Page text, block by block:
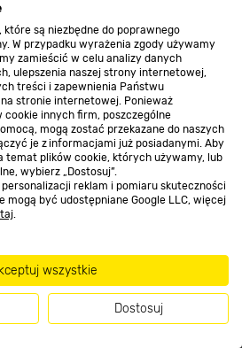
są niezbędne do poprawnego
W przypadku wyrażenia zgody używamy
zamieścić w celu analizy danych
ulepszenia naszej strony internetowej,
treści i zapewnienia Państwu
stronie internetowej. Ponieważ
cookie innych firm, poszczególne
mogą zostać przekazane do naszych
je z informacjami już posiadanymi. Aby
temat plików cookie, których używamy, lub
wybierz „Dostosuj”.
reklam i pomiaru skuteczności
mogą być udostępniane Google LLC, więcej
.
wszystkie
Dostosuj